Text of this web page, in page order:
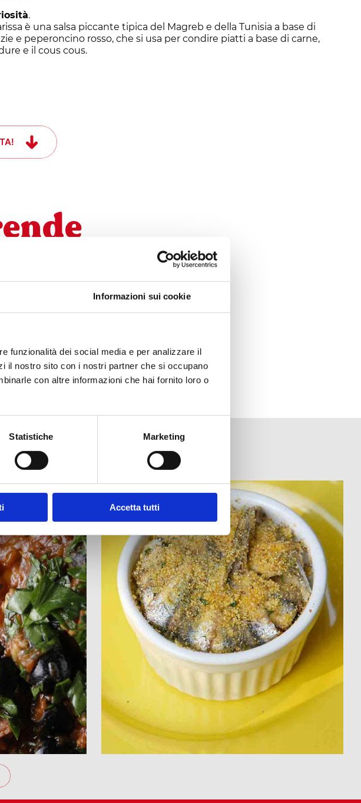
Informazioni sui cookie
funzionalità dei social media e per analizzare il
il nostro sito con i nostri partner che si occupano
con altre informazioni che hai fornito loro o
Statistiche Marketing
Accetta tutti
.
è una salsa piccante tipica del Magreb e della Tunisia a base di
e peperoncino rosso, che si usa per condire piatti a base di carne,
e il cous cous.